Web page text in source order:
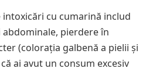
cu cumarină includ
abdominale, pierdere în
(colorația galbenă a pielii și
ai avut un consum excesiv